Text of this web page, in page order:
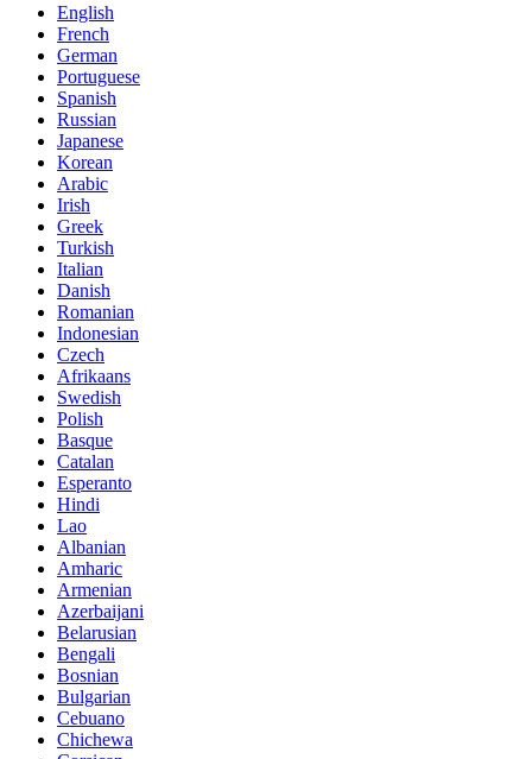
English
French
German
Portuguese
Spanish
Russian
Japanese
Korean
Arabic
Irish
Greek
Turkish
Italian
Danish
Romanian
Indonesian
Czech
Afrikaans
Swedish
Polish
Basque
Catalan
Esperanto
Hindi
Lao
Albanian
Amharic
Armenian
Azerbaijani
Belarusian
Bengali
Bosnian
Bulgarian
Cebuano
Chichewa